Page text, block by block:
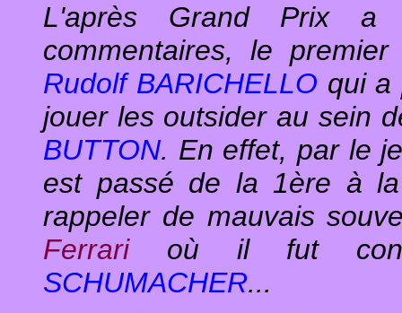
L'après Grand Prix a
commentaires, le
Rudolf BARICHELLO qui a
jouer les outsider au sein
BUTTON. En effet, par le
est passé de la 1ère à
rappeler de mauvais
Ferrari où il fut
SCHUMACHER...